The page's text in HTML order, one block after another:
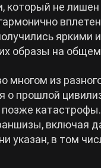
который не
образы на
многом из
о прошлой
позже
включая
указан, в том